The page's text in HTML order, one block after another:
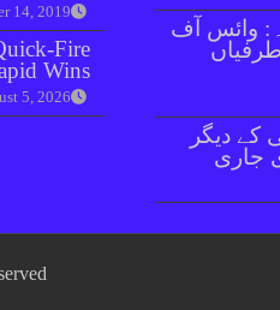
14, 2019
Wins
5, 2026
وائس آف
دیگر
جاری